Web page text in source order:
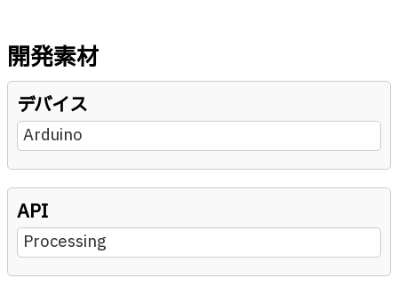
開発素材
デバイス
Arduino
API
Processing